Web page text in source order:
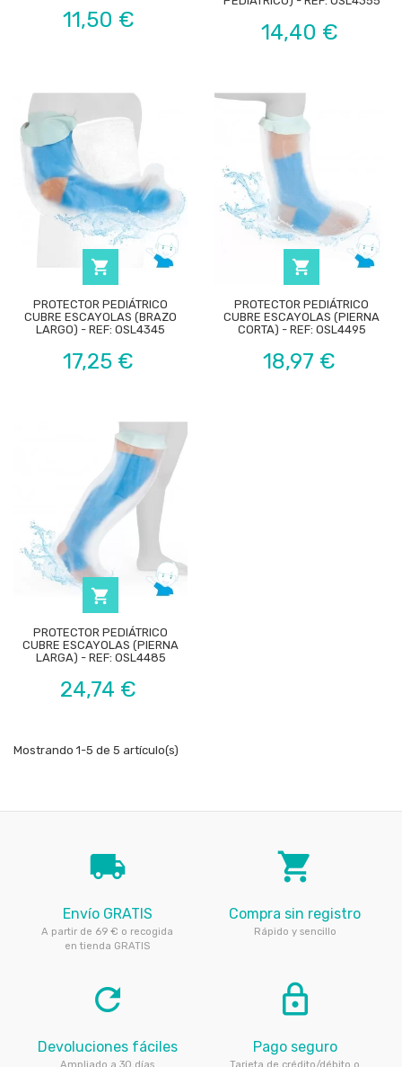
Precio
11,50 € Precio
14,40 €

PROTECTOR PEDIÁTRICO
CUBRE ESCAYOLAS (BRAZO
LARGO) - REF: OSL4345
Precio
17,25 €

PROTECTOR PEDIÁTRICO
CUBRE ESCAYOLAS (PIERNA
CORTA) - REF: OSL4495
Precio
18,97 €

PROTECTOR PEDIÁTRICO
CUBRE ESCAYOLAS (PIERNA
LARGA) - REF: OSL4485
Precio
24,74 €
Mostrando 1-5 de 5 artículo(s)
local_shipping
Envío GRATIS
A partir de 69 € o recogida
en tienda GRATIS
local_grocery_store
Compra sin registro
Rápido y sencillo
refresh
Devoluciones fáciles
lock_outline
Pago seguro